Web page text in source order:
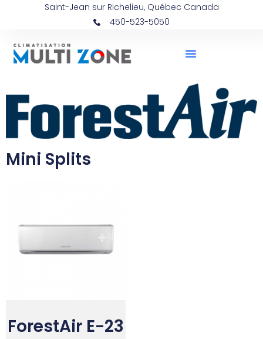
Saint-Jean sur Richelieu, Québec Canada
450-523-5050
Mini Splits
ForestAir E-23